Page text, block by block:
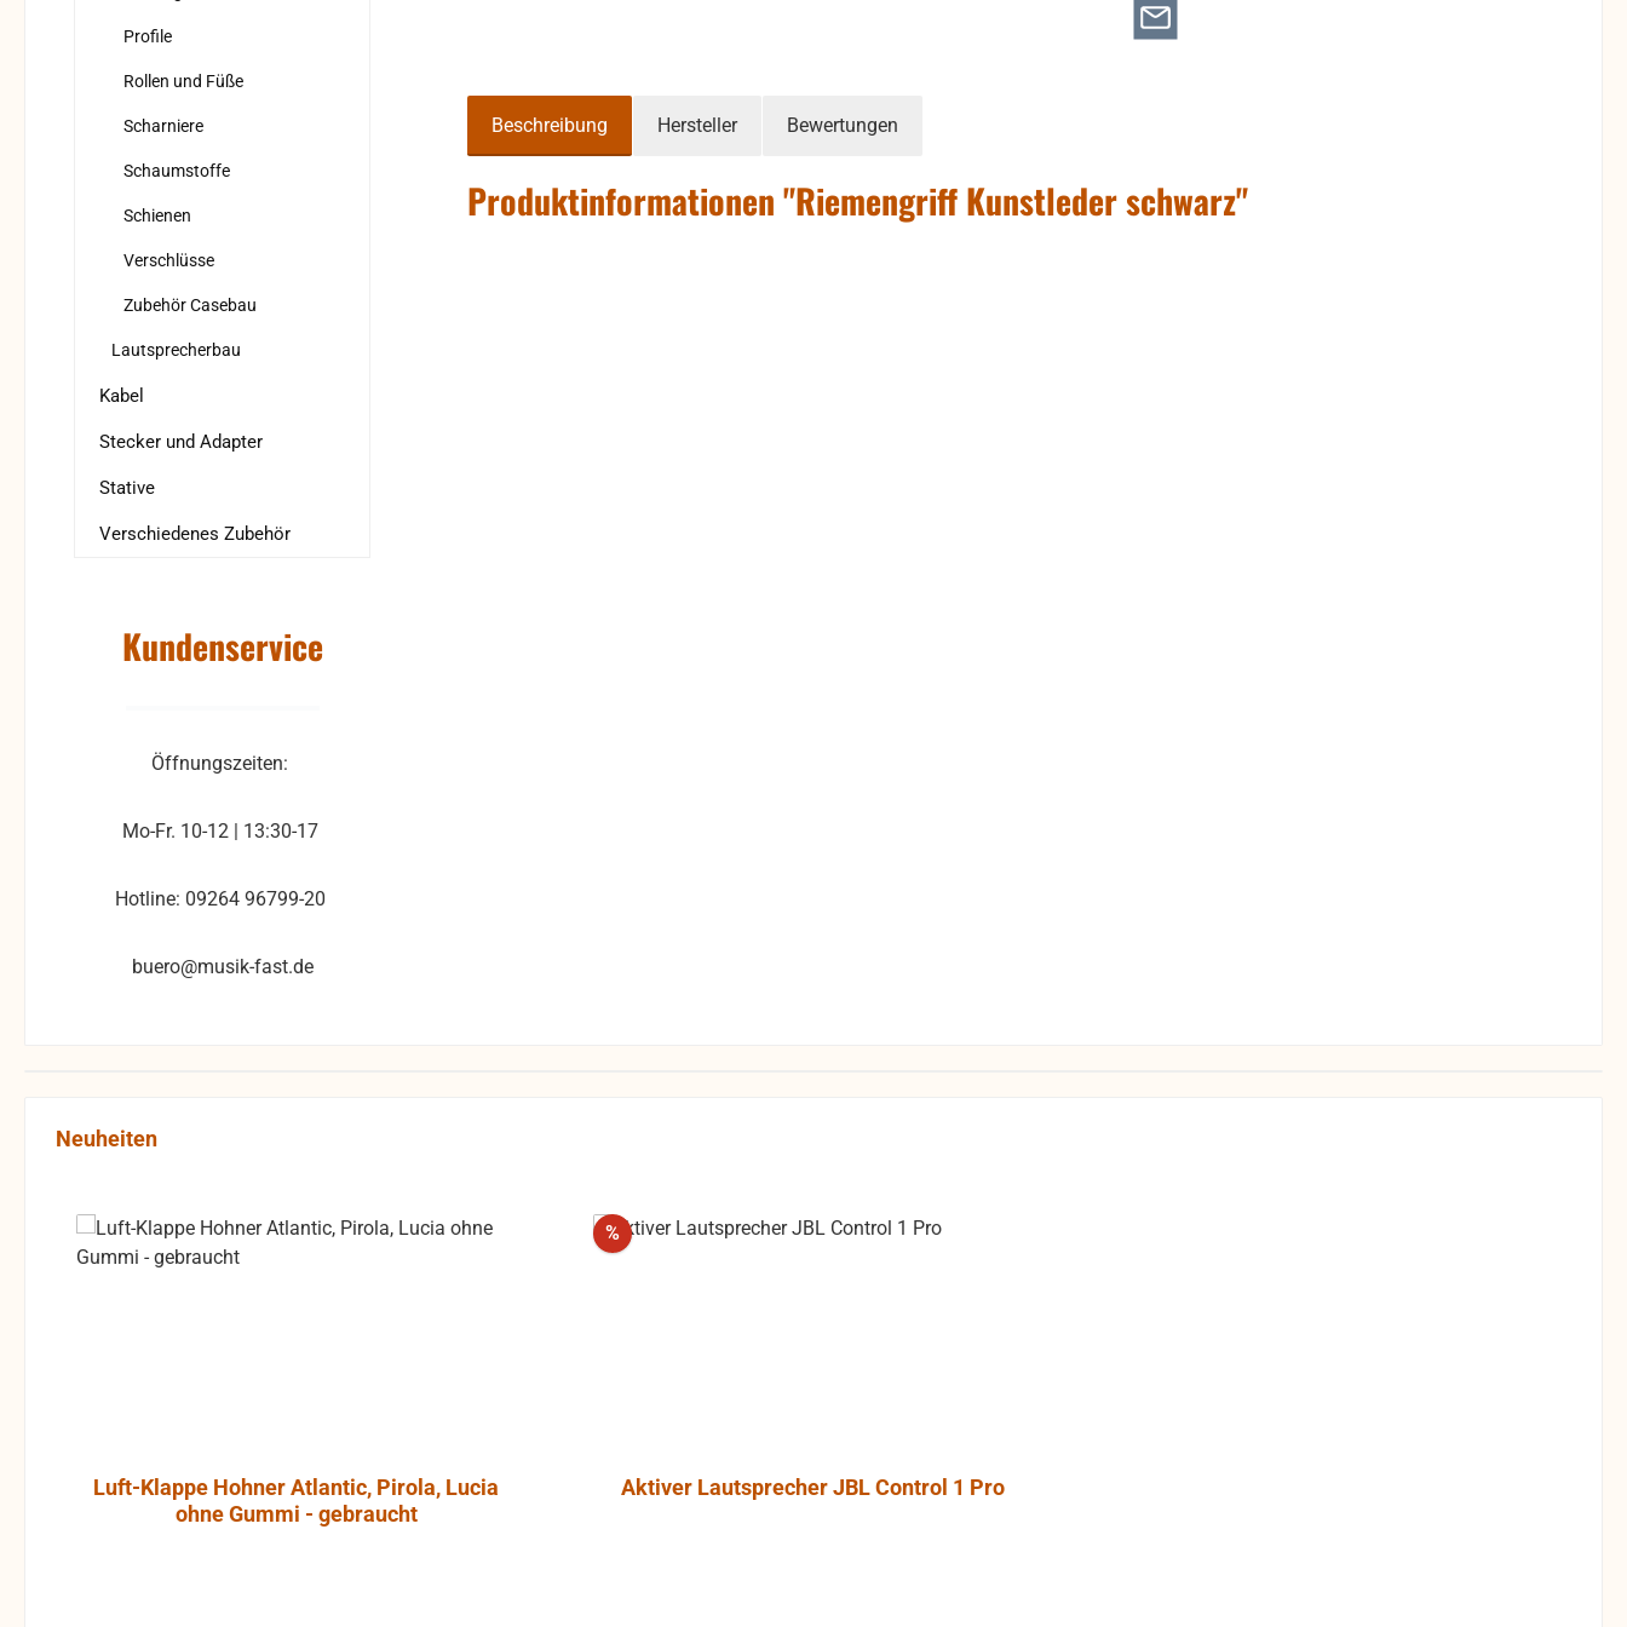
Profile
Rollen und Füße
Scharniere
Schaumstoffe
Schienen
Verschlüsse
Zubehör Casebau
Lautsprecherbau
Kabel
Stecker und Adapter
Stative
Verschiedenes Zubehör
Kundenservice
Öffnungszeiten:
Mo-Fr. 10-12 | 13:30-17
Hotline: 09264 96799-20
buero@musik-fast.de
Beschreibung Hersteller Bewertungen
Produktinformationen "Riemengriff Kunstleder schwarz"
Produktgalerie überspringen
Neuheiten
Luft-Klappe Hohner Atlantic, Pirola, Lucia
ohne Gummi - gebraucht
%Rabatt
Aktiver Lautsprecher JBL Control 1 Pro